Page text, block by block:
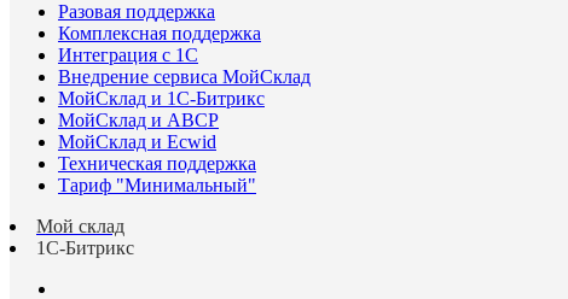
Разовая поддержка
Комплексная поддержка
Интеграция с 1С
Внедрение сервиса МойСклад
МойСклад и 1С-Битрикс
МойСклад и ABCP
МойСклад и Ecwid
Техническая поддержка
Тариф "Минимальный"
Мой склад
1С-Битрикс